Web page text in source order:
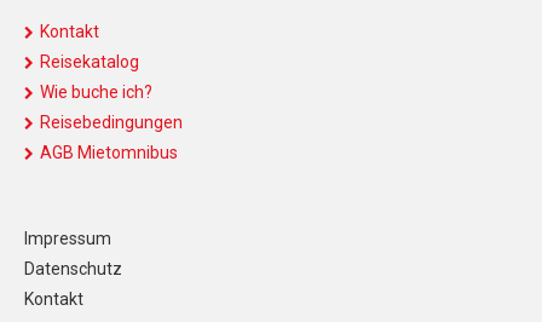
Kontakt
Reisekatalog
Wie buche ich?
Reisebedingungen
AGB Mietomnibus
Impressum
Datenschutz
Kontakt